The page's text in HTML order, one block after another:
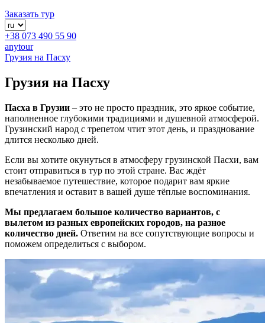
Заказать тур
+38 073 490 55 90
anytour
Грузия на Пасху
Грузия на Пасху
Пасха в Грузии – это не просто праздник, это яркое событие,
наполненное глубокими традициями и душевной атмосферой.
Грузинский народ с трепетом чтит этот день, и празднование
длится несколько дней.
Если вы хотите окунуться в атмосферу грузинской Пасхи, вам
стоит отправиться в тур по этой стране. Вас ждёт
незабываемое путешествие, которое подарит вам яркие
впечатления и оставит в вашей душе тёплые воспоминания.
Мы предлагаем большое количество вариантов, с
вылетом из разных европейских городов, на разное
количество дней. Ответим на все сопутствующие вопросы и
поможем определиться с выбором.